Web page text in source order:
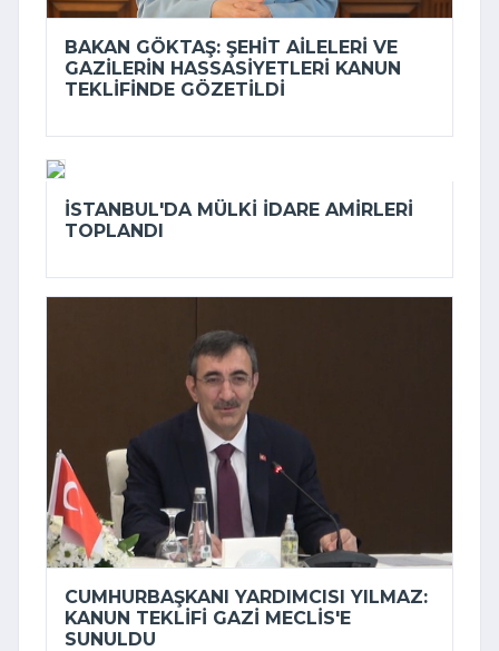
BAKAN GÖKTAŞ: ŞEHIT AILELERI VE
GAZILERIN HASSASIYETLERI KANUN
TEKLIFINDE GÖZETILDI
İSTANBUL'DA MÜLKI IDARE AMIRLERI
TOPLANDI
CUMHURBAŞKANI YARDIMCISI YILMAZ:
KANUN TEKLIFI GAZI MECLIS'E
SUNULDU